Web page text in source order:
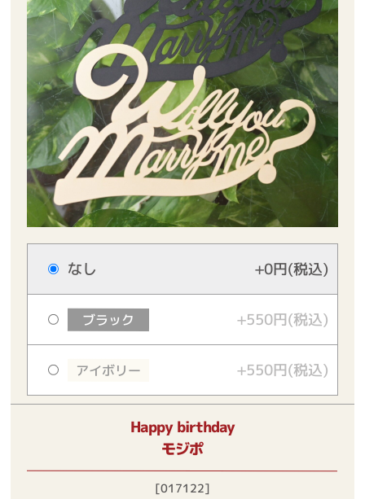
なし +0円(税込)
ブラック +550円(税込)
アイボリー +550円(税込)
Happy birthday
モジポ
[017122]